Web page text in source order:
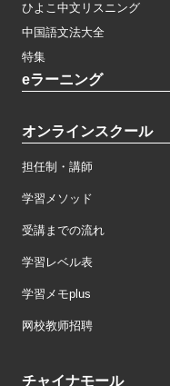
ひよこ中文リスニング
中国語文法大全
特集
eラーニング
オンラインスクール
担任制・講師
学習メソッド
受講までの流れ
学習レベル表
学習メモplus
网校教师招聘
チャイナモール